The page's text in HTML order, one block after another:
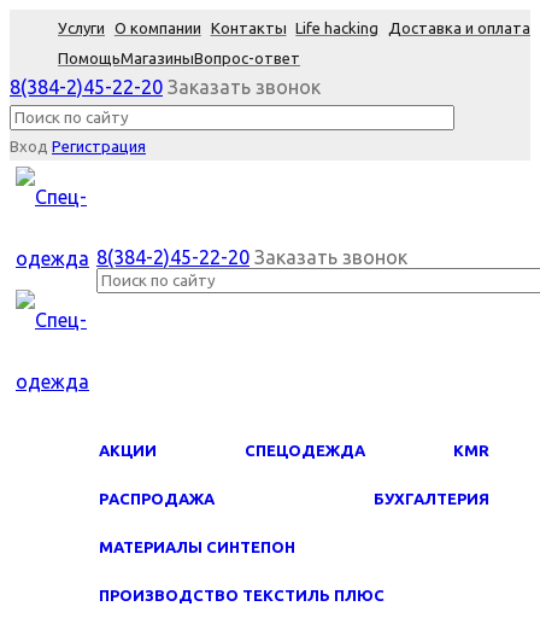
Услуги О компании Контакты Life hacking
Доставка и оплата
ПомощьМагазиныВопрос-ответ
8(384-2)45-22-20 Заказать звонок
Вход Регистрация
8(384-2)45-22-20 Заказать звонок
АКЦИИ СПЕЦОДЕЖДА KMR
PАСПРОДАЖА БУХГАЛТЕРИЯ
МАТЕРИАЛЫ СИНТЕПОН
ПРОИЗВОДСТВО ТЕКСТИЛЬ ПЛЮС